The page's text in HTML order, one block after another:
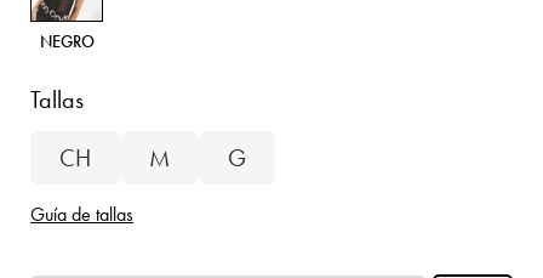
NEGRO
Tallas
CH
M G
Guía de tallas